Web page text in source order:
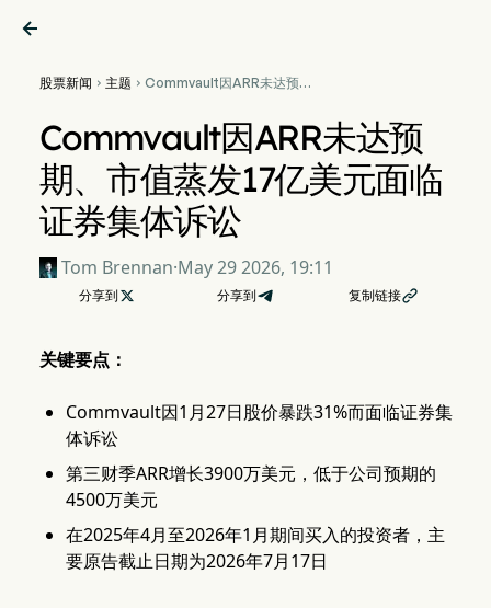

股票新闻  主题  Commvault因ARR未达预
Commvault因ARR未达预
期、市值蒸发17亿美元面临
证券集体诉讼
Tom Brennan·May 29 2026, 19:11
分享到  分享到 复制链接
关键要点：
Commvault因1月27日股价暴跌31%而面临证券集
体诉讼
第三财季ARR增长3900万美元，低于公司预期的
4500万美元
在2025年4月至2026年1月期间买入的投资者，主
要原告截止日期为2026年7月17日